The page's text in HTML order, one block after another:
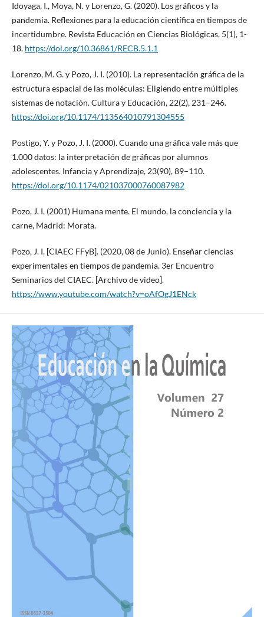
Idoyaga, I., Moya, N. y Lorenzo, G. (2020). Los gráficos y la
pandemia. Reflexiones para la educación científica en tiempos de
incertidumbre. Revista Educación en Ciencias Biológicas, 5(1), 1-
18. https://doi.org/10.36861/RECB.5.1.1
Lorenzo, M. G. y Pozo, J. I. (2010). La representación gráfica de la
estructura espacial de las moléculas: Eligiendo entre múltiples
sistemas de notación. Cultura y Educación, 22(2), 231–246.
https://doi.org/10.1174/113564010791304555
Postigo, Y. y Pozo, J. I. (2000). Cuando una gráfica vale más que
1.000 datos: la interpretación de gráficas por alumnos
adolescentes. Infancia y Aprendizaje, 23(90), 89–110.
https://doi.org/10.1174/021037000760087982
Pozo, J. I. (2001) Humana mente. El mundo, la conciencia y la
carne, Madrid: Morata.
Pozo, J. I. [CIAEC FFyB]. (2020, 08 de Junio). Enseñar ciencias
experimentales en tiempos de pandemia. 3er Encuentro
Seminarios del CIAEC. [Archivo de video].
https://www.youtube.com/watch?v=oAfOgJ1ENck